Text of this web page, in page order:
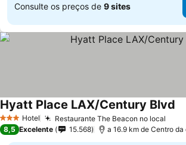
Consulte os preços de 9 sites
3 EstrelasHotel Restaurante The Beacon no local
Hyatt Place LAX/Century Blvd
8,5 Excelente 15.568 a 16.9 km de Centro